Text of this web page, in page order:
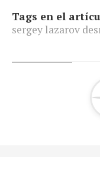
Tags en el
sergey lazarov